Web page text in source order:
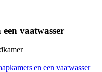
vaatwasser
en een vaatwasser